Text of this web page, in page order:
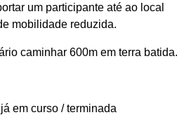
um participante até ao local
mobilidade reduzida.
caminhar 600m em terra batida.
em curso / terminada